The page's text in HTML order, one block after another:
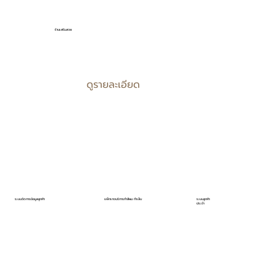
ร้านเสริมสวย
ดูรายละเอียด
ระบบจัดการข้อมูลลูกค้า แพ็กเกจบริการทำสีผม ทำเล็บ
ระบบลูกค้า
ประจำ